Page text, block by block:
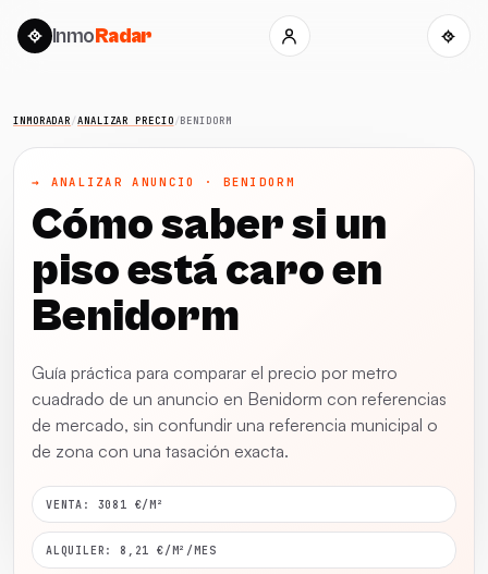
InmoRadar
INMORADAR/ANALIZAR PRECIO/BENIDORM
→ ANALIZAR ANUNCIO · BENIDORM
Cómo saber si un
piso está caro en
Benidorm
Guía práctica para comparar el precio por metro
cuadrado de un anuncio en Benidorm con referencias
de mercado, sin confundir una referencia municipal o
de zona con una tasación exacta.
VENTA: 3081 €/M²
ALQUILER: 8,21 €/M²/MES